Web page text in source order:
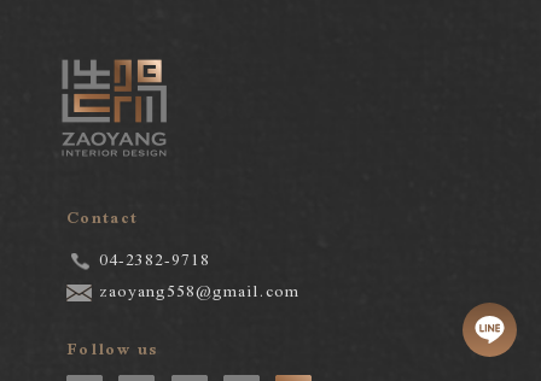
Contact
04-2382-9718
zaoyang558@gmail.com
Follow us